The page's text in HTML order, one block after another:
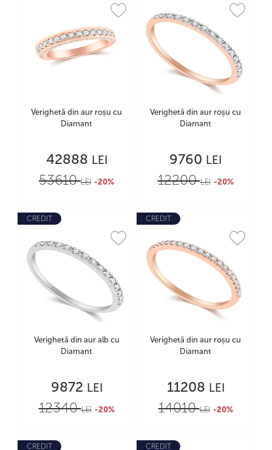
Verighetă din aur roșu cu
Diamant
42888 LEI
53610LEI -20%
Verighetă din aur roșu cu
Diamant
9760 LEI
12200LEI -20%
CREDIT
Verighetă din aur alb cu
Diamant
9872 LEI
12340LEI -20%
CREDIT
Verighetă din aur roșu cu
Diamant
11208 LEI
14010LEI -20%
CREDIT CREDIT